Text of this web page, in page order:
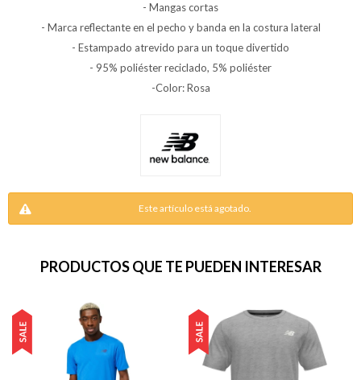
- Mangas cortas
- Marca reflectante en el pecho y banda en la costura lateral
- Estampado atrevido para un toque divertido
- 95% poliéster reciclado, 5% poliéster
-Color: Rosa
Este artículo está agotado.
PRODUCTOS QUE TE PUEDEN INTERESAR